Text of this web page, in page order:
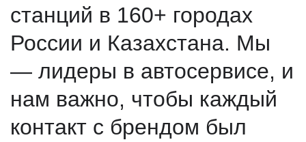
станций в 160+ городах
России и Казахстана. Мы
— лидеры в автосервисе, и
нам важно, чтобы каждый
контакт с брендом был